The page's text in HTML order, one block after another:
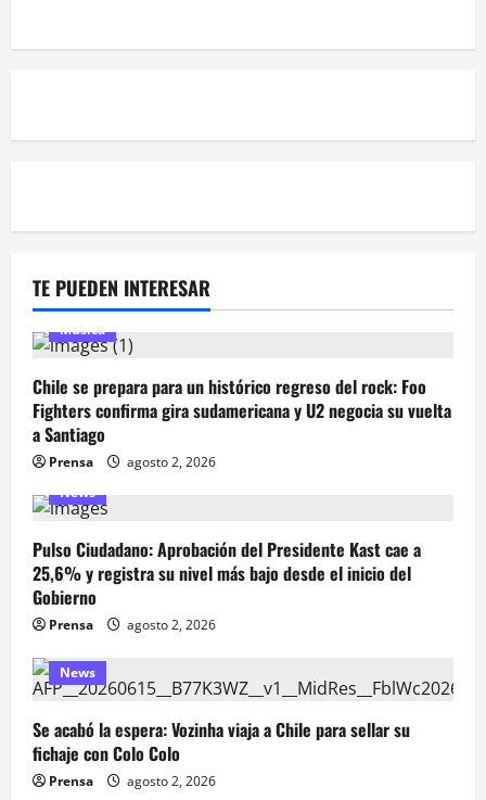
TE PUEDEN INTERESAR
Música
Chile se prepara para un histórico regreso del rock: Foo
Fighters confirma gira sudamericana y U2 negocia su vuelta
a Santiago
Prensa
agosto 2, 2026
News
Pulso Ciudadano: Aprobación del Presidente Kast cae a
25,6% y registra su nivel más bajo desde el inicio del
Gobierno
Prensa agosto 2, 2026
News
Se acabó la espera: Vozinha viaja a Chile para sellar su
fichaje con Colo Colo
Prensa
agosto 2, 2026